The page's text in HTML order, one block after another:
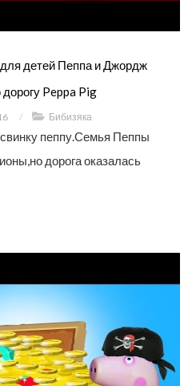
детей Пеппа и Джордж
Peppa Pig
/ Бибизяка
пеппу.Семья Пеппы
дорога оказалась